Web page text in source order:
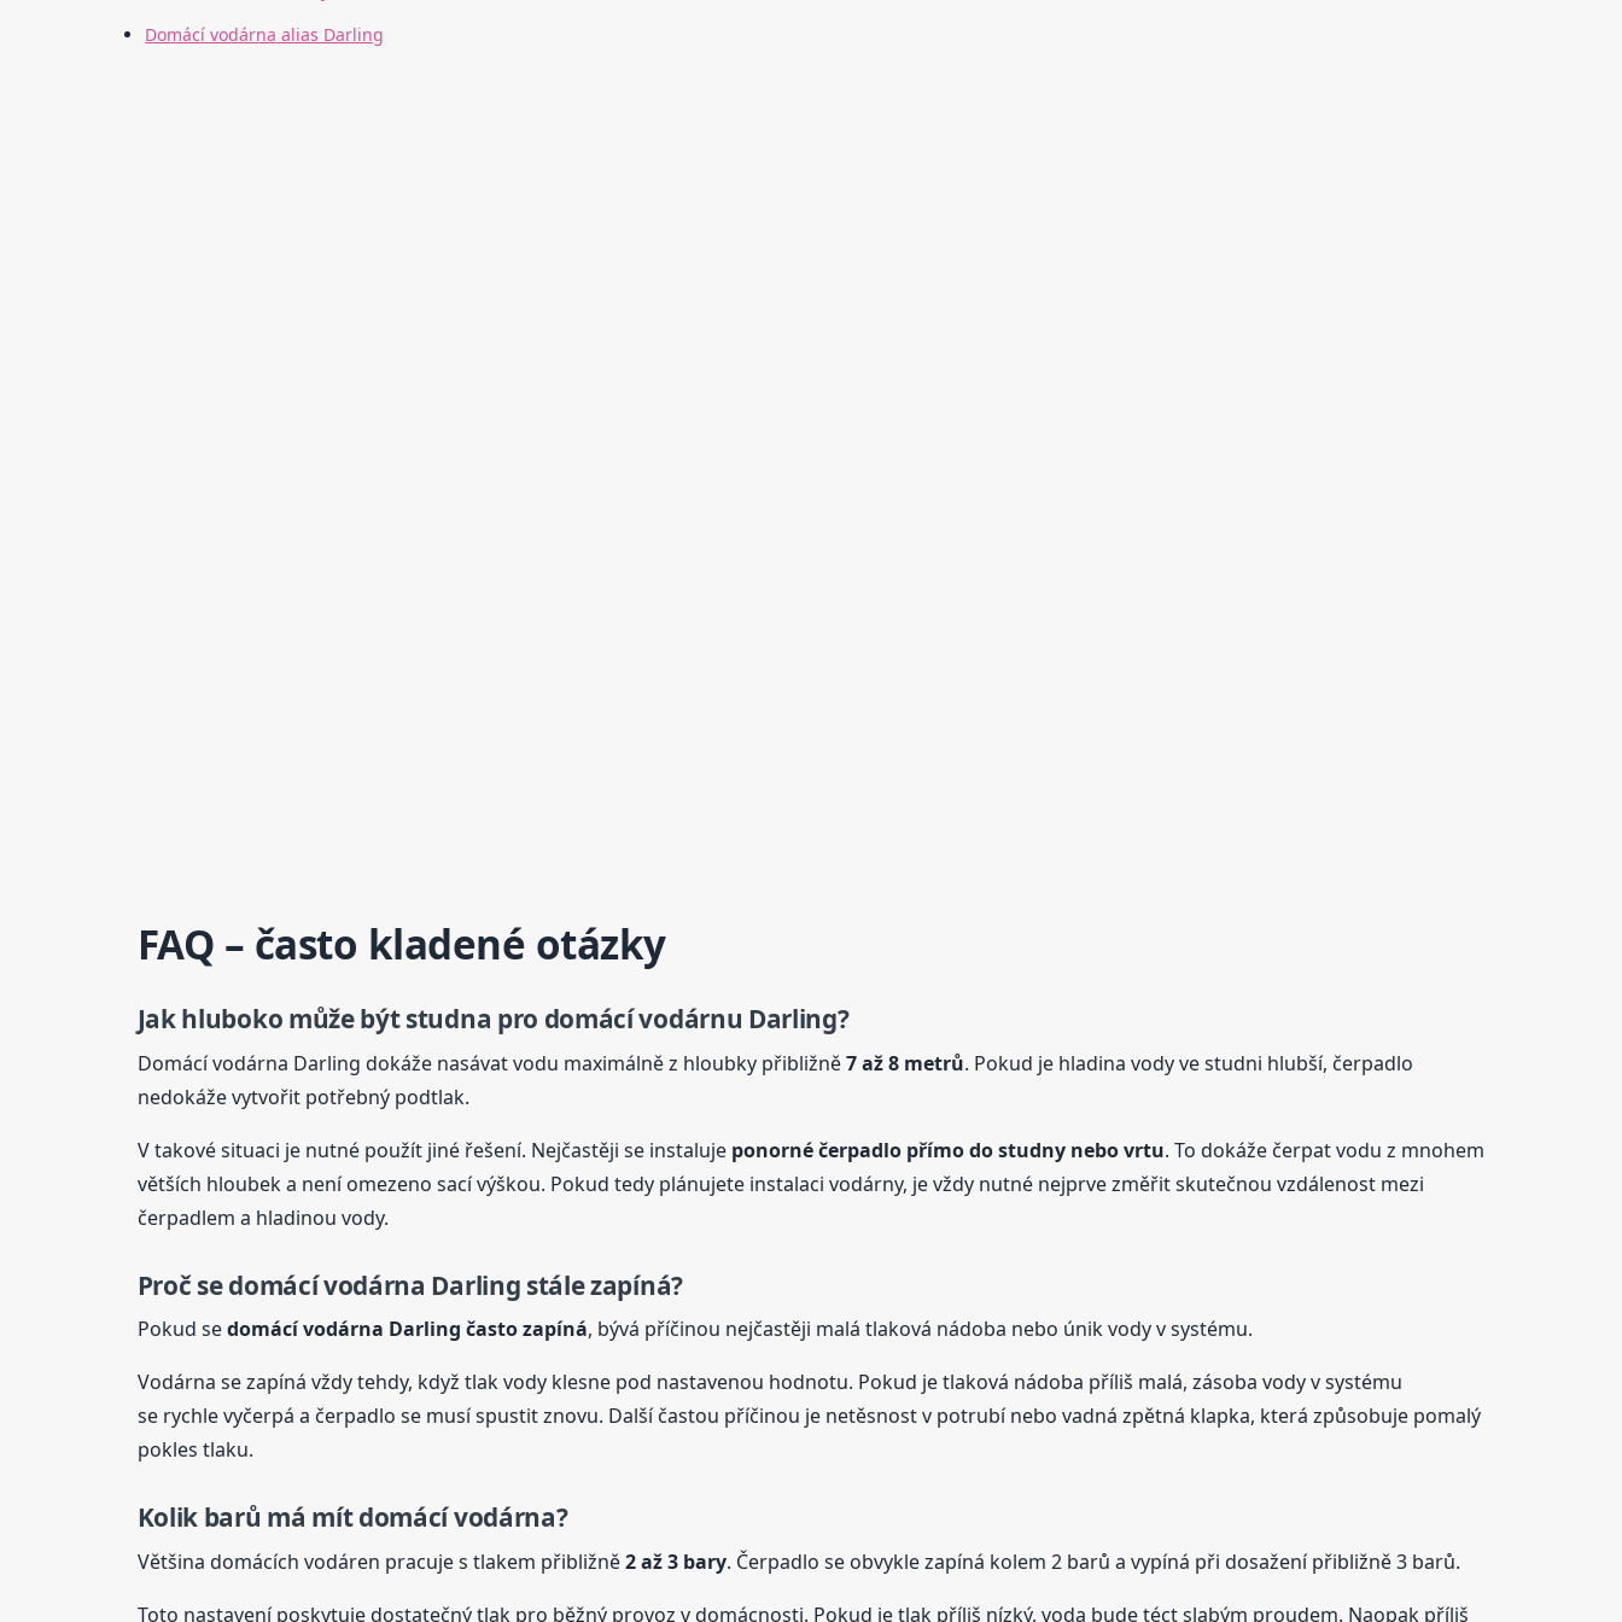
Domácí vodárna alias Darling
FAQ – často kladené otázky
Jak hluboko může být studna pro domácí vodárnu Darling?
Domácí vodárna Darling dokáže nasávat vodu maximálně z hloubky přibližně7 až 8 metrů. Pokud je hladina vody ve studni hlubší, čerpadlo
nedokáže vytvořit potřebný podtlak.
V takové situaci je nutné použít jiné řešení. Nejčastěji se instaluje ponorné čerpadlo přímo do studny nebo vrtu. To dokáže čerpat vodu z mnohem
větších hloubek a není omezeno sací výškou. Pokud tedy plánujete instalaci vodárny, je vždy nutné nejprve změřit skutečnou vzdálenost mezi
čerpadlem a hladinou vody.
Proč se domácí vodárna Darling stále zapíná?
Pokud sedomácí vodárna Darling často zapíná, bývá příčinou nejčastěji malá tlaková nádoba nebo únik vody v systému.
Vodárna se zapíná vždy tehdy, když tlak vody klesne pod nastavenou hodnotu. Pokud je tlaková nádoba příliš malá, zásoba vody v systému
se rychle vyčerpá a čerpadlo se musí spustit znovu. Další častou příčinou je netěsnost v potrubí nebo vadná zpětná klapka, která způsobuje pomalý
pokles tlaku.
Kolik barů má mít domácí vodárna?
Většina domácích vodáren pracuje s tlakem přibližně2 až 3 bary. Čerpadlo se obvykle zapíná kolem 2 barů a vypíná při dosažení přibližně 3 barů.
Toto nastavení poskytuje dostatečný tlak pro běžný provoz v domácnosti. Pokud je tlak příliš nízký, voda bude téct slabým proudem. Naopak příliš